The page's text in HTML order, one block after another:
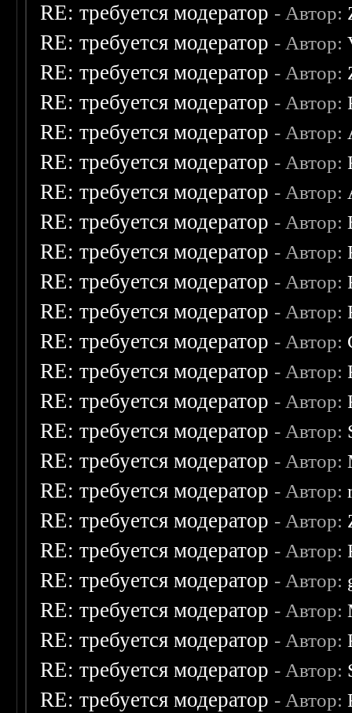
RE: требуется модератор - Автор:
RE: требуется модератор - Автор:
RE: требуется модератор - Автор:
RE: требуется модератор - Автор:
RE: требуется модератор - Автор:
RE: требуется модератор - Автор:
RE: требуется модератор - Автор:
RE: требуется модератор - Автор:
RE: требуется модератор - Автор:
RE: требуется модератор - Автор:
RE: требуется модератор - Автор:
RE: требуется модератор - Автор:
RE: требуется модератор - Автор:
RE: требуется модератор - Автор:
RE: требуется модератор - Автор:
RE: требуется модератор - Автор:
RE: требуется модератор - Автор:
RE: требуется модератор - Автор:
RE: требуется модератор - Автор:
RE: требуется модератор - Автор:
RE: требуется модератор - Автор:
RE: требуется модератор - Автор:
RE: требуется модератор - Автор:
RE: требуется модератор - Автор: